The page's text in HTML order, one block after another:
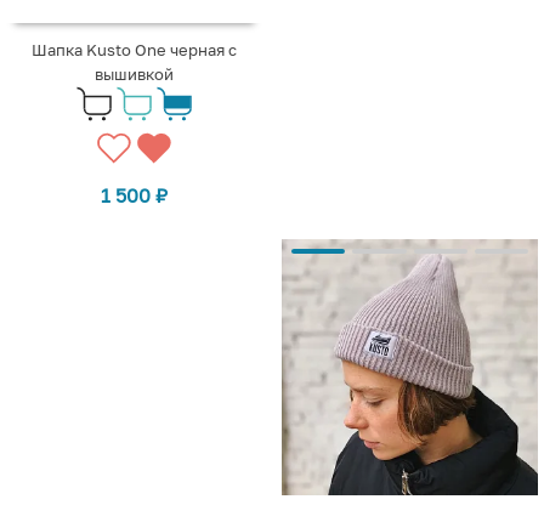
Шапка Kusto One черная с
вышивкой
1 500 ₽